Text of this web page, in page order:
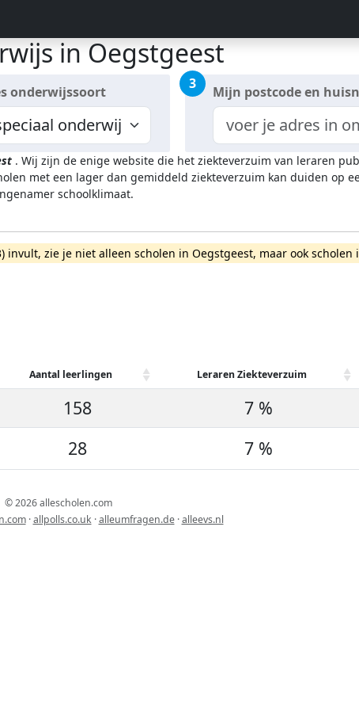
in Oegstgeest
onderwijssoort 3 Mijn postcode en
. Wij zijn de enige website die het ziekteverzuim van leraren
met een lager dan gemiddeld ziekteverzuim kan duiden op
schoolklimaat.
invult, zie je niet alleen scholen in Oegstgeest, maar ook
Aantal leerlingen Leraren Ziekteverzuim
158 7 %
28 7 %
© 2026 allescholen.com
·allpolls.co.uk ·alleumfragen.de·alleevs.nl